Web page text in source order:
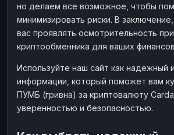
но делаем все возможное, чтобы
минимизировать риски. В
вас проявлять осмотрительность
криптообменника для ваших
Используйте наш сайт как надежный
информации, который поможет вам
ПУМБ (гривна) за криптовалюту
уверенностью и безопасностью.